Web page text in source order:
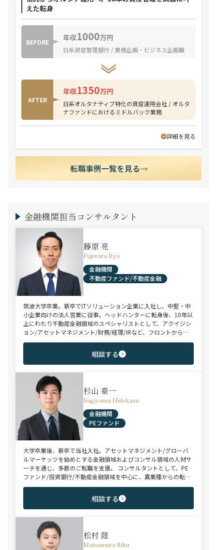
えた転身
BEFORE 年収1000万円
日系資産管理銀行 / 業務企画・ビジネス企画職
AFTER
年収1350万円
日系オルタナティブ特化の資産運用会社 / オルタ
ナファンドにおけるミドルバック業務
詳細を見る
転職事例一覧を見る
金融機関担当コンサルタント
藤原 亮
Fujiwara Ryo
金融機関
不動産ファンド/不動産金融
筑波大学卒業。新卒でITソリューション企業に入社し、中堅・中
小企業向けの法人営業に従事。ヘッドハンターに転身後、10年以
上にわたり不動産金融領域のスペシャリストとして、アクイジシ
ョン/アセットマネジメント/財務/経理/IRなど、フロントからミ
ドル・バックまで、幅広いポジションで100名以上のご支援実績
を誇る。また、首都圏に加え、関西・九州・北海道を始めとする
地方都市を拠点とする企業から外資系まで、100社を超えるクラ
イアント企業様とのリレーションを保持。業界に精通した深い知
見と広範なネットワークを活かし、候補者様の可能性を最大限に
引き出すマッチングをご支援可能。
相談する
杉山 豪一
Sugiyama Hidekazu
金融機関
PEファンド
大学卒業後、新卒で当社入社。アセットマネジメント/グローバ
ルマーケッツを始めとする金融領域およびコンサル領域の人材サ
ーチを通じ、多数のご転職を支援。 コンサルタントとして、PE
ファンド/投資銀行/不動産金融領域を中心に、異業種からの転身
を目指す未経験のハイポテンシャル層やさらなるキャリアップを
狙うミドル～ハイクラス層をご支援。
相談する
松村 陸
Matsumura Riku